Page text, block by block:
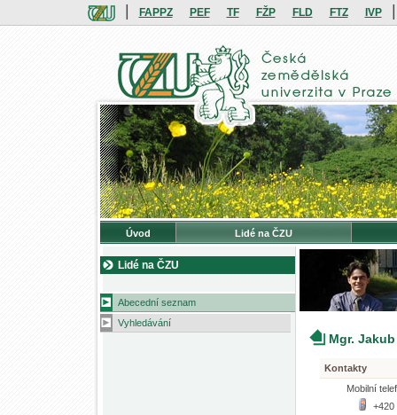
FAPPZ PEF TF FŽP FLD FTZ IVP
Úvod Lidé na ČZU
Lidé na ČZU
Abecední seznam
Vyhledávání
Mgr.
Kontakty
Mobilní
+420